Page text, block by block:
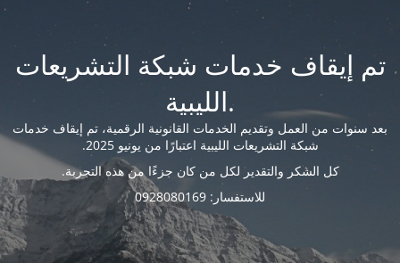
تم إيقاف خدمات شبكة التشريعات
الليبية.
بعد سنوات من العمل وتقديم الخدمات القانونية الرقمية، تم إيقاف خدمات
شبكة التشريعات الليبية اعتبارًا من يونيو 2025.
كل الشكر والتقدير لكل من كان جزءًا من هذه التجربة.
للاستفسار: 0928080169